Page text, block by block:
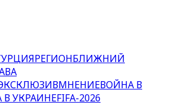
РЕГИОНБЛИЖНИЙ
МНЕНИЕВОЙНА В
В УКРАИНЕFIFA-2026